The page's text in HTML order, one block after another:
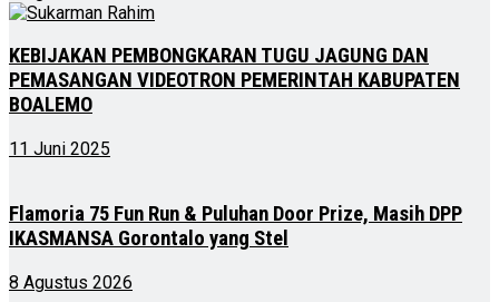
KEBIJAKAN PEMBONGKARAN TUGU JAGUNG DAN
PEMASANGAN VIDEOTRON PEMERINTAH KABUPATEN
BOALEMO
11 Juni 2025
Flamoria 75 Fun Run & Puluhan Door Prize, Masih DPP
IKASMANSA Gorontalo yang Stel
8 Agustus 2026